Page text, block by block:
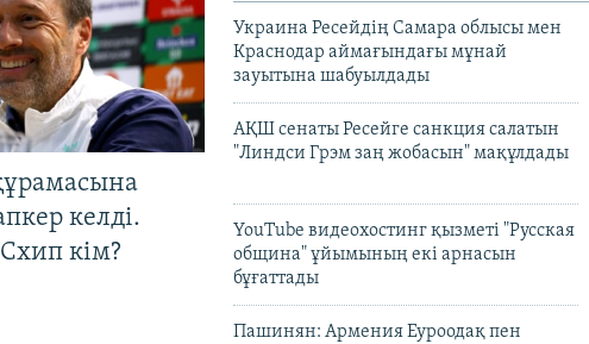
келді.
кім?
Украина Ресейдің Самара облысы мен
Краснодар аймағындағы мұнай
зауытына шабуылдады
АҚШ сенаты Ресейге санкция салатын
"Линдси Грэм заң жобасын" мақұлдады
YouTube видеохостинг қызметі "Русская
община" ұйымының екі арнасын
бұғаттады
Пашинян: Армения Еуроодақ пен